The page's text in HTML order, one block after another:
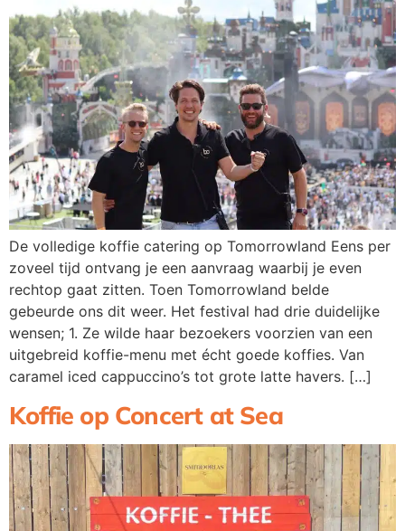
De volledige koffie catering op Tomorrowland Eens per
zoveel tijd ontvang je een aanvraag waarbij je even
rechtop gaat zitten. Toen Tomorrowland belde
gebeurde ons dit weer. Het festival had drie duidelijke
wensen; 1. Ze wilde haar bezoekers voorzien van een
uitgebreid koffie-menu met écht goede koffies. Van
caramel iced cappuccino’s tot grote latte havers. […]
Koffie op Concert at Sea